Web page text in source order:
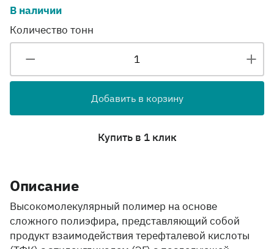
В наличии
Количество тонн
Добавить в корзину
Купить в 1 клик
Описание
Высокомолекулярный полимер на основе
сложного полиэфира, представляющий собой
продукт взаимодействия терефталевой кислоты